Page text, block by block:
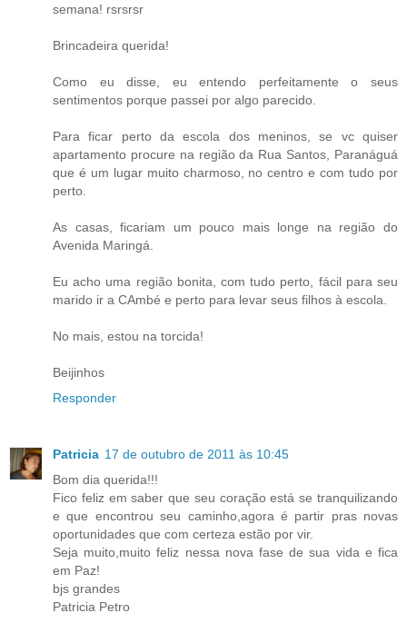
semana! rsrsrsr
Brincadeira querida!
Como eu disse, eu entendo perfeitamente o seus
sentimentos porque passei por algo parecido.
Para ficar perto da escola dos meninos, se vc quiser
apartamento procure na região da Rua Santos, Paranáguá
que é um lugar muito charmoso, no centro e com tudo por
perto.
As casas, ficariam um pouco mais longe na região do
Avenida Maringá.
Eu acho uma região bonita, com tudo perto, fácil para seu
marido ir a CAmbé e perto para levar seus filhos à escola.
No mais, estou na torcida!
Beijinhos
Responder
Patricia 17 de outubro de 2011 às 10:45
Bom dia querida!!!
Fico feliz em saber que seu coração está se tranquilizando
e que encontrou seu caminho,agora é partir pras novas
oportunidades que com certeza estão por vir.
Seja muito,muito feliz nessa nova fase de sua vida e fica
em Paz!
bjs grandes
Patricia Petro